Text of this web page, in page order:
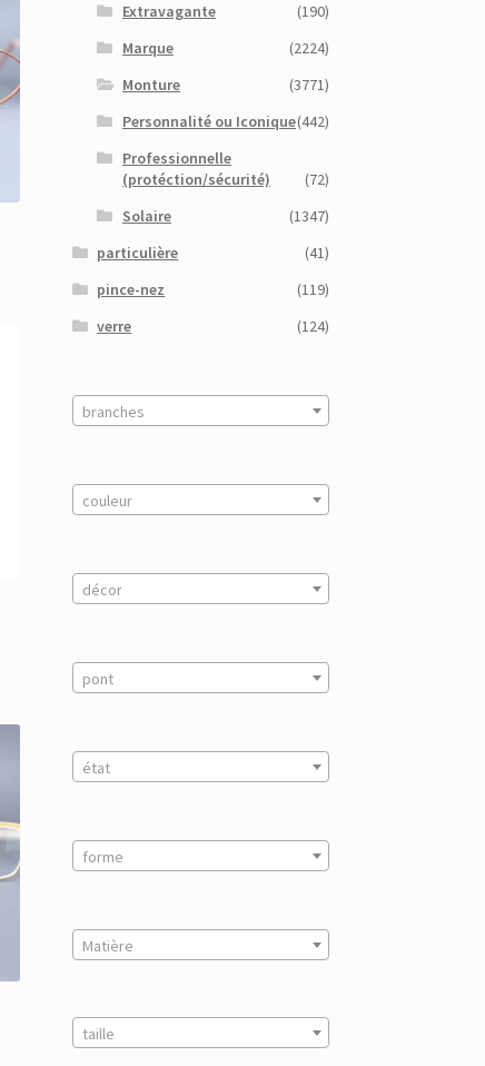
Extravagante
(190)
Marque
(2224)
Monture
(3771)
Personnalité ou Iconique(442)
Professionnelle
(protéction/sécurité)
(72)
Solaire
(1347)
particulière
(41)
pince-nez
(119)
verre
(124)
branches
couleur
décor
pont
état
forme
Matière
taille